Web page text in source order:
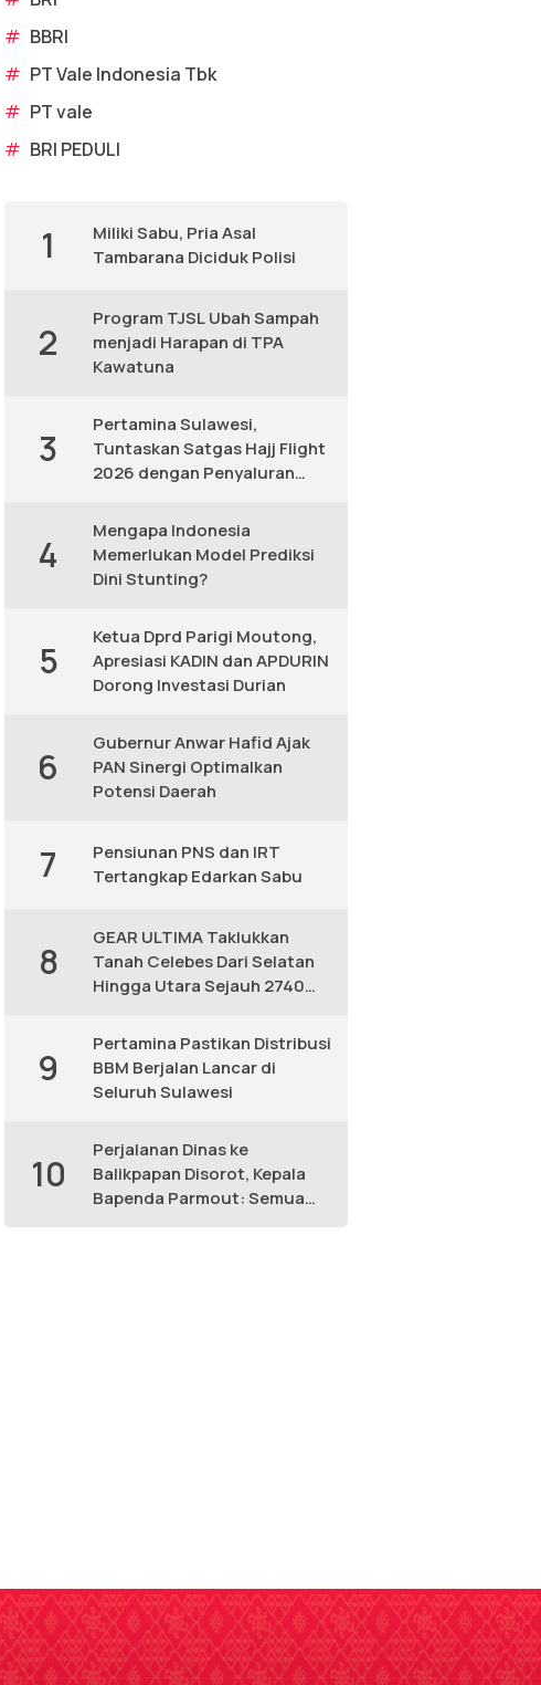
# BBRI
# PT Vale Indonesia Tbk
# PT vale
# BRI PEDULI
1
Miliki Sabu, Pria Asal
Tambarana Diciduk Polisi
2
Program TJSL Ubah Sampah
menjadi Harapan di TPA
Kawatuna
3
Pertamina Sulawesi,
Tuntaskan Satgas Hajj Flight
2026 dengan Penyaluran
4
Mengapa Indonesia
Memerlukan Model Prediksi
Dini Stunting?
5
Ketua Dprd Parigi Moutong,
Apresiasi KADIN dan APDURIN
Dorong Investasi Durian
6
Gubernur Anwar Hafid Ajak
PAN Sinergi Optimalkan
Potensi Daerah
7
Pensiunan PNS dan IRT
Tertangkap Edarkan Sabu
8
GEAR ULTIMA Taklukkan
Tanah Celebes Dari Selatan
Hingga Utara Sejauh 2740
9
Pertamina Pastikan Distribusi
BBM Berjalan Lancar di
Seluruh Sulawesi
10
Perjalanan Dinas ke
Balikpapan Disorot, Kepala
Bapenda Parmout: Semua